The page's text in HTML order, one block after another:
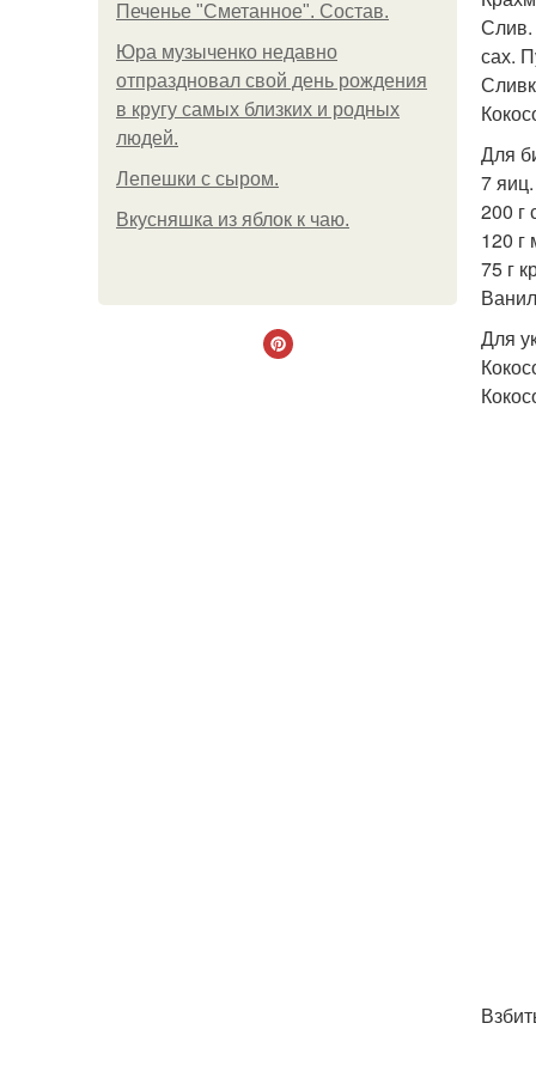
Печенье "Сметанное". Состав.
Юра музыченко недавно
отпраздновал свой день рождения
в кругу самых близких и родных
людей.
Лепешки с сыром.
Вкусняшка из яблок к чаю.
Слив.
сах.
Для
7 яиц.
200 г
120 г
75 г
Для